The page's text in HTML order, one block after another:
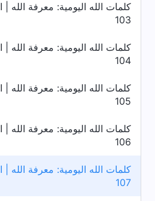
كلمات الله اليومية: معرفة الله |
103
كلمات الله اليومية: معرفة الله |
104
كلمات الله اليومية: معرفة الله |
105
كلمات الله اليومية: معرفة الله |
106
كلمات الله اليومية: معرفة الله |
107